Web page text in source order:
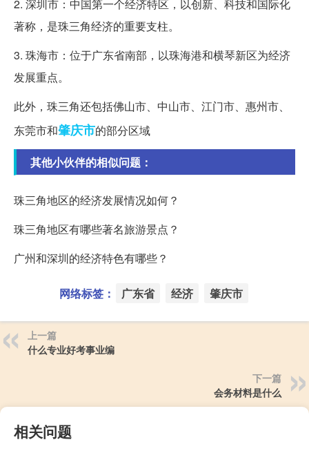
2. 深圳市：中国第一个经济特区，以创新、科技和国际化
著称，是珠三角经济的重要支柱。
3. 珠海市：位于广东省南部，以珠海港和横琴新区为经济
发展重点。
此外，珠三角还包括佛山市、中山市、江门市、惠州市、
东莞市和肇庆市的部分区域
其他小伙伴的相似问题：
珠三角地区的经济发展情况如何？
珠三角地区有哪些著名旅游景点？
广州和深圳的经济特色有哪些？
网络标签： 广东省 经济 肇庆市
上一篇
什么专业好考事业编
下一篇
会务材料是什么
相关问题